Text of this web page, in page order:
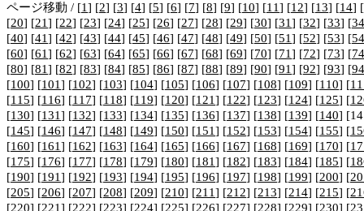
ページ移動 / [1] [2] [3] [4] [5] [6] [7] [8] [9] [10] [11] [12] [13] [14] [
[20] [21] [22] [23] [24] [25] [26] [27] [28] [29] [30] [31] [32] [33] [34
[40] [41] [42] [43] [44] [45] [46] [47] [48] [49] [50] [51] [52] [53] [54
[60] [61] [62] [63] [64] [65] [66] [67] [68] [69] [70] [71] [72] [73] [74
[80] [81] [82] [83] [84] [85] [86] [87] [88] [89] [90] [91] [92] [93] [94
[100] [101] [102] [103] [104] [105] [106] [107] [108] [109] [110] [
[115] [116] [117] [118] [119] [120] [121] [122] [123] [124] [125] [
[130] [131] [132] [133] [134] [135] [136] [137] [138] [139] [140]
[145] [146] [147] [148] [149] [150] [151] [152] [153] [154] [155] [
[160] [161] [162] [163] [164] [165] [166] [167] [168] [169] [170] [
[175] [176] [177] [178] [179] [180] [181] [182] [183] [184] [185] [
[190] [191] [192] [193] [194] [195] [196] [197] [198] [199] [200] [
[205] [206] [207] [208] [209] [210] [211] [212] [213] [214] [215] [
[220] [221] [222] [223] [224] [225] [226] [227] [228] [229] [230] [